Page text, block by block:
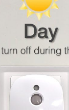
SHOP(USA)
Do This
To Help
24 April 2025